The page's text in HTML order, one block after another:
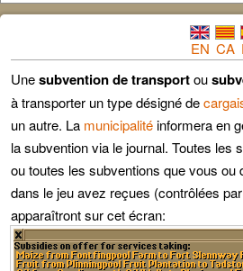
EN CA
Unesubvention de transportou
à transporter un type désigné de
un autre. La municipalitéinformera en
la subvention via le journal. Toutes les
ou toutes les subventions que vous ou
dans le jeu avez reçues (contrôlées
apparaîtront sur cet écran: